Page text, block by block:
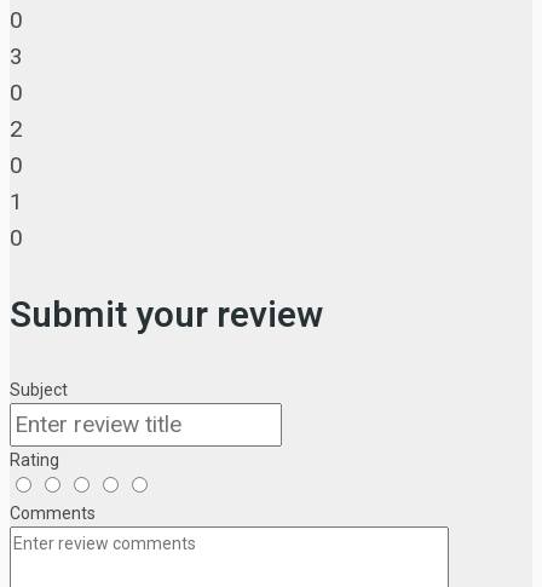
0
3
0
2
0
1
0
Submit your review
Subject
Rating
Comments